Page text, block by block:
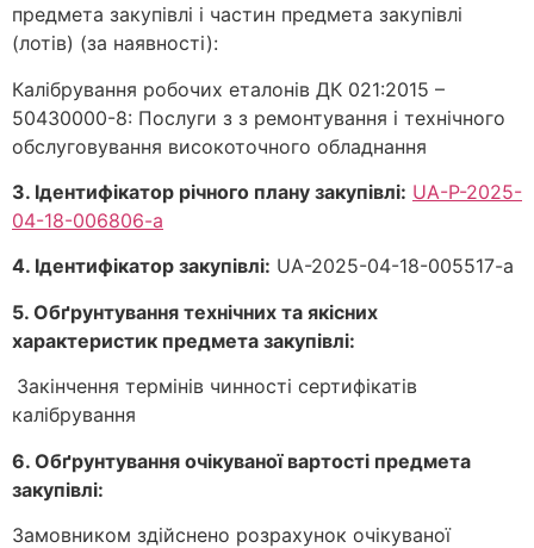
предмета закупівлі і частин предмета закупівлі
(лотів) (за наявності):
Калібрування робочих еталонів ДК 021:2015 –
50430000-8: Послуги з з ремонтування і технічного
обслуговування високоточного обладнання
3. Ідентифікатор річного плану закупівлі: UA-P-2025-
04-18-006806-a
4. Ідентифікатор закупівлі: UA-2025-04-18-005517-a
5. Обґрунтування технічних та якісних
характеристик предмета закупівлі:
Закінчення термінів чинності сертифікатів
калібрування
6. Обґрунтування очікуваної вартості предмета
закупівлі:
Замовником здійснено розрахунок очікуваної